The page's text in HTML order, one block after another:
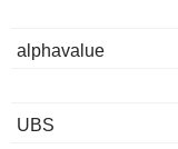
alphavalue
UBS